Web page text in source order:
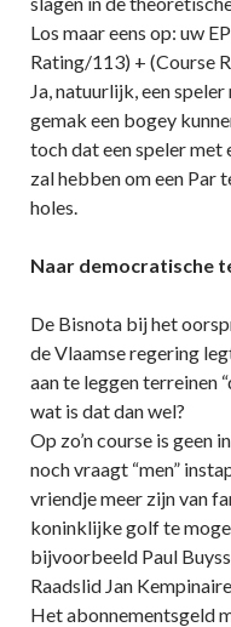
Los maar eens op: uw
Rating/113) + (Course
Ja, natuurlijk, een
gemak een bogey
toch dat een speler met
zal hebben om een Par
holes.
Naar democratische
De Bisnota bij het
de Vlaamse regering
aan te leggen terreinen
wat is dat dan wel?
Op zo’n course is geen
noch vraagt “men”
vriendje meer zijn van
koninklijke golf te
bijvoorbeeld Paul
Raadslid Jan
Het abonnementsgeld